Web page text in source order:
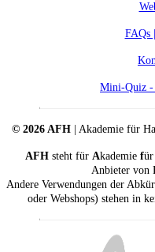
FAQs
Mini-Quiz -
© 2026 AFH | Akademie für
AFH steht für Akademie für
Anbieter von
Andere Verwendungen der
oder Webshops) stehen in